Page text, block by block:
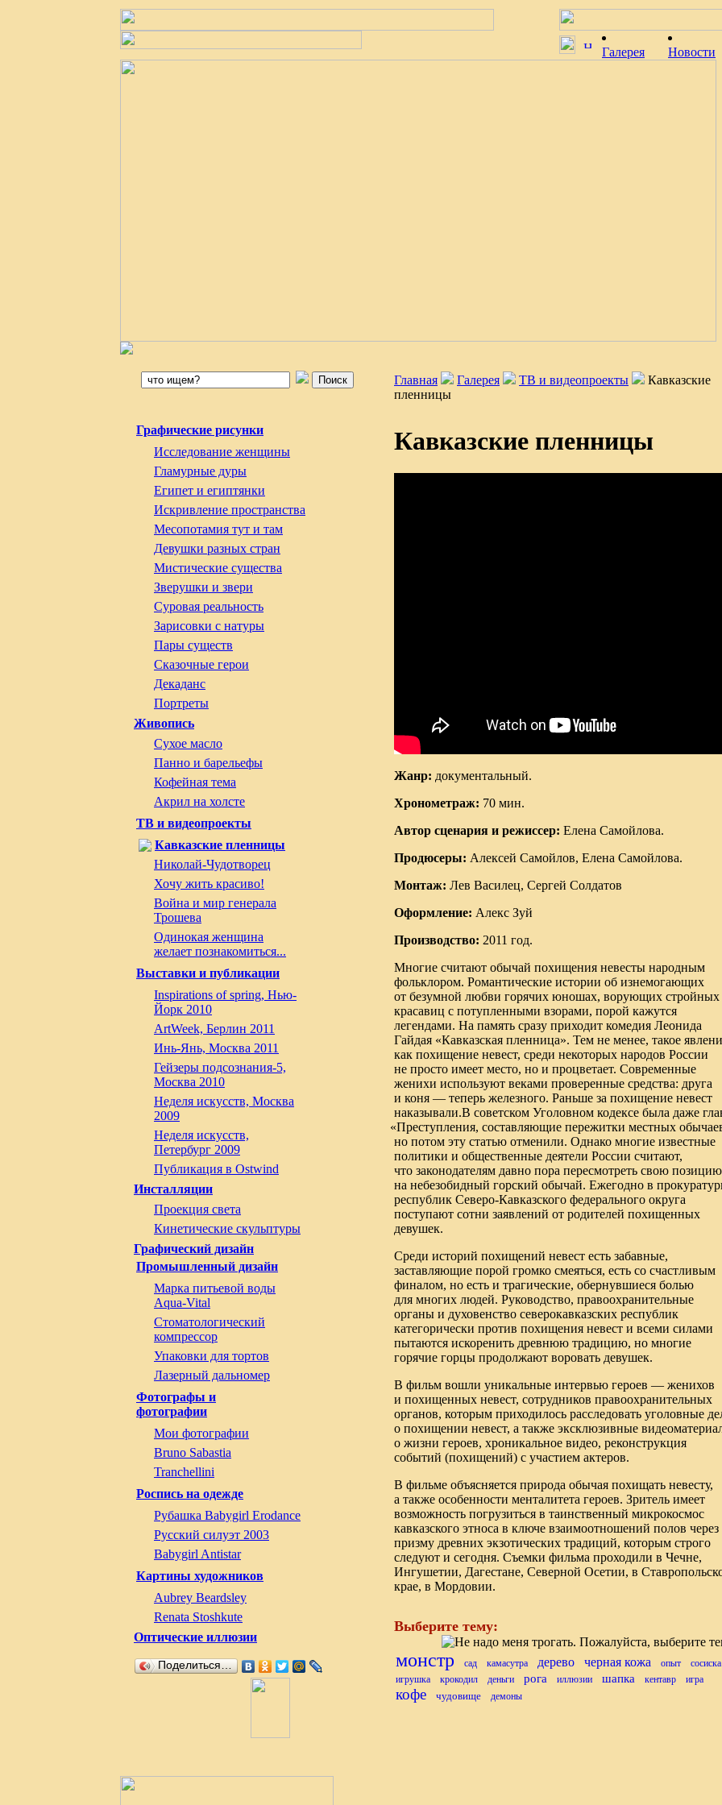
Галерея Новости
Графические рисунки
Исследование женщины
Гламурные дуры
Египет и египтянки
Искривление пространства
Месопотамия тут и там
Девушки разных стран
Мистические существа
Зверушки и звери
Суровая реальность
Зарисовки с натуры
Пары существ
Сказочные герои
Декаданс
Портреты
Живопись
Сухое масло
Панно и барельефы
Кофейная тема
Акрил на холсте
ТВ и видеопроекты
Кавказские пленницы
Николай-Чудотворец
Хочу жить красиво!
Война и мир генерала
Трошева
Одинокая женщина
желает познакомиться...
Выставки и публикации
Inspirations of spring, Нью-
Йорк 2010
ArtWeek, Берлин 2011
Инь-Янь, Москва 2011
Гейзеры подсознания-5,
Москва 2010
Неделя искусств, Москва
2009
Неделя искусств,
Петербург 2009
Публикация в Ostwind
Инсталляции
Проекция света
Кинетические скульптуры
Графический дизайн
Промышленный дизайн
Марка питьевой воды
Aqua-Vital
Стоматологический
компрессор
Упаковки для тортов
Лазерный дальномер
Фотографы и
фотографии
Мои фотографии
Bruno Sabastia
Tranchellini
Роспись на одежде
Рубашка Babygirl Erodance
Русский силуэт 2003
Babygirl Antistar
Картины художников
Aubrey Beardsley
Renata Stoshkute
Оптические иллюзии
Поделиться…
Главная Галерея ТВ и видеопроекты
Кавказские
пленницы
Кавказские пленницы
Жанр: документальный.
Хронометраж: 70 мин.
Автор сценария и режиссер: Елена Самойлова.
Продюсеры: Алексей Самойлов, Елена Самойлова.
Монтаж: Лев Василец, Сергей Солдатов
Оформление: Алекс Зуй
Производство: 2011 год.
Многие считают обычай похищения невесты народным
фольклором. Романтические истории об изнемогающих
от безумной любви горячих юношах, ворующих стройных
красавиц с потупленными взорами, порой кажутся
легендами. На память сразу приходит комедия Леонида
Гайдая «Кавказская пленница». Тем не менее, такое
как похищение невест, среди некоторых народов России
не просто имеет место, но и процветает. Современные
женихи используют веками проверенные средства: друга
и коня — теперь железного. Раньше за похищение невест
наказывали.В советском Уголовном кодексе была даже
«Преступления, составляющие пережитки местных
но потом эту статью отменили. Однако многие известные
политики и общественные деятели России считают,
что законодателям давно пора пересмотреть свою позицию
на небезобидный горский обычай. Ежегодно в
республик Северо-Кавказского федерального округа
поступают сотни заявлений от родителей похищенных
девушек.
Среди историй похищений невест есть забавные,
заставляющие порой громко смеяться, есть со счастливым
финалом, но есть и трагические, обернувшиеся болью
для многих людей. Руководство, правоохранительные
органы и духовенство северокавказских республик
категорически против похищения невест и всеми силами
пытаются искоренить древнюю традицию, но многие
горячие горцы продолжают воровать девушек.
В фильм вошли уникальные интервью героев — женихов
и похищенных невест, сотрудников правоохранительных
органов, которым приходилось расследовать уголовные
о похищении невест, а также эксклюзивные
о жизни героев, хроникальное видео, реконструкция
событий (похищений) с участием актеров.
В фильме объясняется природа обычая похищать невесту,
а также особенности менталитета героев. Зритель имеет
возможность погрузиться в таинственный микрокосмос
кавказского этноса в ключе взаимоотношений полов через
призму древних экзотических традиций, которым строго
следуют и сегодня. Съемки фильма проходили в Чечне,
Ингушетии, Дагестане, Северной Осетии, в
крае, в Мордовии.
Выберите тему:
монстр сад камасутра дерево черная кожа опыт
сосиска
игрушка
крокодил деньги рога иллюзии шапка кентавр игра
кофе чудовище демоны